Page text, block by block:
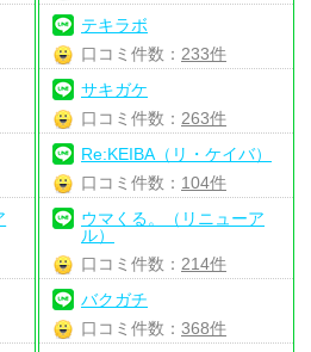
テキラボ
口コミ件数： 233件
サキガケ
口コミ件数： 263件
Re:KEIBA（リ・ケイバ）
口コミ件数： 104件
ウマくる。（リニューア
ル）
口コミ件数： 214件
バクガチ
口コミ件数： 368件